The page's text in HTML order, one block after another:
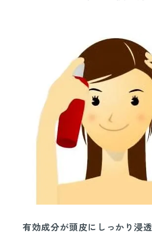
有効成分が頭皮にしっかり浸透